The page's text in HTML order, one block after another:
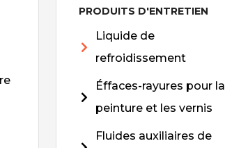
PRODUITS D'ENTRETIEN
Liquide de
refroidissement
Éffaces-rayures pour la
peinture et les vernis
Fluides auxiliaires de